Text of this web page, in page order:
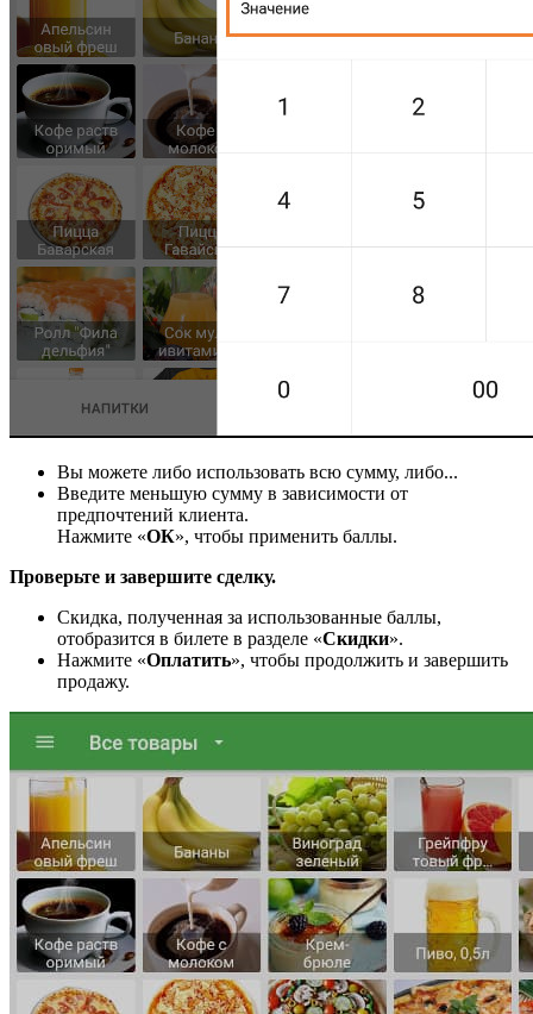
Вы можете либо использовать всю сумму, либо...
Введите меньшую сумму в зависимости от
предпочтений клиента.
Нажмите «ОК», чтобы применить баллы.
Проверьте и завершите сделку.
Скидка, полученная за использованные баллы,
отобразится в билете в разделе «Скидки».
Нажмите «Оплатить», чтобы продолжить и завершить
продажу.